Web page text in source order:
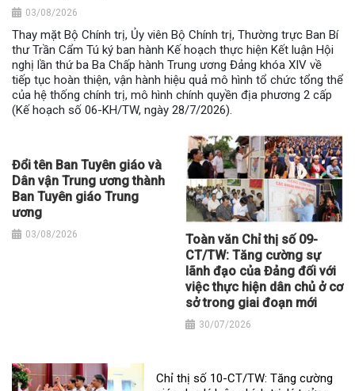
03/08/2026
Thay mặt Bộ Chính trị, Ủy viên Bộ Chính trị, Thường trực Ban Bí
thư Trần Cẩm Tú ký ban hành Kế hoạch thực hiện Kết luận Hội
nghị lần thứ ba Ba Chấp hành Trung ương Đảng khóa XIV về
tiếp tục hoàn thiện, vận hành hiệu quả mô hình tổ chức tổng thể
của hệ thống chính trị, mô hình chính quyền địa phương 2 cấp
(Kế hoạch số 06-KH/TW, ngày 28/7/2026).
Đổi tên Ban Tuyên giáo và
Dân vận Trung ương thành
Ban Tuyên giáo Trung
ương
03/08/2026
Toàn văn Chỉ thị số 09-
CT/TW: Tăng cường sự
lãnh đạo của Đảng đối với
việc thực hiện dân chủ ở cơ
sở trong giai đoạn mới
30/07/2026
Chỉ thị số 10-CT/TW: Tăng cường